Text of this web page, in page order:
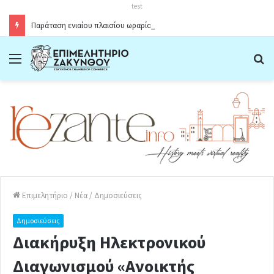
test
Menu
Επιμελητήριο / Νέα / Δημοσιεύσεις
Δημοσιεύσεις
Διακήρυξη Ηλεκτρονικού
Διαγωνισμού «Ανοικτής